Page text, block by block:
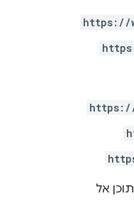
https://
https://
אל